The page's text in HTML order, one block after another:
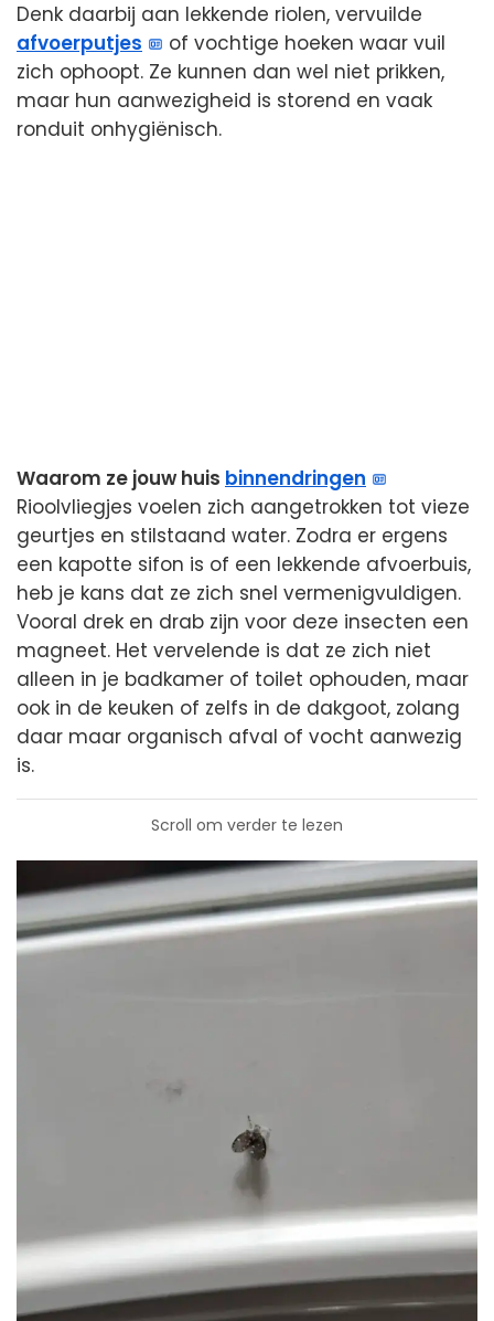
Denk daarbij aan lekkende riolen, vervuilde
afvoerputjes
of vochtige hoeken waar vuil
zich ophoopt. Ze kunnen dan wel niet prikken,
maar hun aanwezigheid is storend en vaak
ronduit onhygiënisch.
Waarom ze jouw huis binnendringen
Rioolvliegjes voelen zich aangetrokken tot vieze
geurtjes en stilstaand water. Zodra er ergens
een kapotte sifon is of een lekkende afvoerbuis,
heb je kans dat ze zich snel vermenigvuldigen.
Vooral drek en drab zijn voor deze insecten een
magneet. Het vervelende is dat ze zich niet
alleen in je badkamer of toilet ophouden, maar
ook in de keuken of zelfs in de dakgoot, zolang
daar maar organisch afval of vocht aanwezig
is.
Scroll om verder te lezen